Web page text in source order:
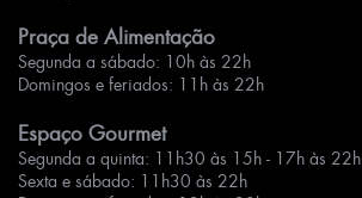
Praça de Alimentação
Segunda a sábado: 10h às 22h
Domingos e feriados: 11h às 22h
Espaço Gourmet
Segunda a quinta: 11h30 às 15h - 17h às 22h
Sexta e sábado: 11h30 às 22h